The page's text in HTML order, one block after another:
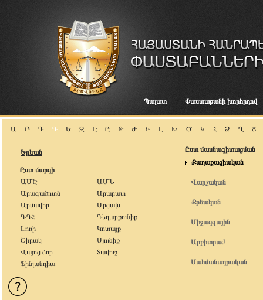
Պալատ Փաստաբանի խորհրդով
Ա Բ Գ Դ Ե Զ Է Ը Թ Ժ Ի Լ Խ Ծ Կ Հ Ձ Ղ Ճ
Երևան
Ըստ մարզի
ԱՄԷ
ԱՄՆ
Արագածոտն
Արարատ
Արմավիր
Արցախ
ԳԴՀ
Գեղարքունիք
Լոռի
Կոտայք
Շիրակ
Սյունիք
Վայոց ձոր
Տավուշ
Ֆինլանդիա
Ըստ մասնագիտացման
Քաղաքացիական
Վարչական
Քրեական
Միջազգային
Արբիտրաժ
Սահմանադրական